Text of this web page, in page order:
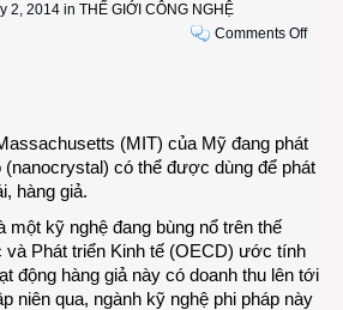
2, 2014 in THẾ GIỚI CÔNG NGHỆ
Comments Offon
hiện
hàng
bằng
(MIT) của Mỹ đang phát
(nanocrystal) có thể được dùng để phát
hàng giả.
một kỹ nghệ đang bùng nổ trên thế
Phát triển Kinh tế (OECD) ước tính
động hàng giả này có doanh thu lên tới
niên qua, ngành kỹ nghệ phi pháp này